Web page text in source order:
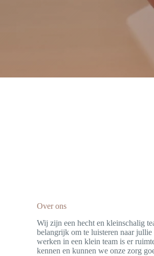
Over ons
Wij zijn een hecht en kleinschalig
belangrijk om te luisteren naar
werken in een klein team is er
kennen en kunnen we onze zorg